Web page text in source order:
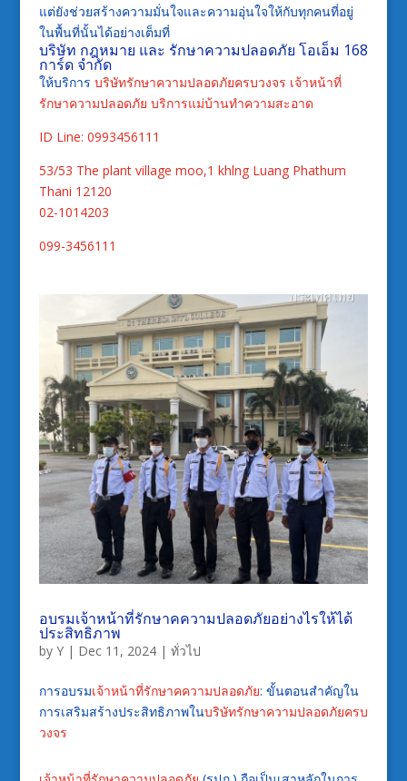
แต่ยังช่วยสร้างความมั่นใจและความอุ่นใจให้กับทุกคนที่อยู่
ในพื้นที่นั้นได้อย่างเต็มที่
บริษัท กฎหมาย และ รักษาความปลอดภัย โอเอ็ม 168
การ์ด จำกัด
ให้บริการ บริษัทรักษาความปลอดภัยครบวงจร เจ้าหน้าที่
รักษาความปลอดภัย บริการแม่บ้านทำความสะอาด
ID Line: 0993456111
53/53 The plant village moo,1 khlng Luang Phathum
Thani 12120
02-1014203
099-3456111
อบรมเจ้าหน้าที่รักษาคความปลอดภัยอย่างไรให้ได้
ประสิทธิภาพ
by Y| Dec 11, 2024| ทั่วไป
การอบรมเจ้าหน้าที่รักษาคความปลอดภัย: ขั้นตอนสำคัญใน
การเสริมสร้างประสิทธิภาพในบริษัทรักษาความปลอดภัยครบ
วงจร